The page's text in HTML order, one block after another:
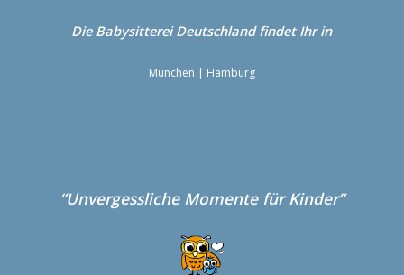
Die BabysittereiDeutschlandfindet Ihr in
München | Hamburg
“Unvergessliche Momente für Kinder”